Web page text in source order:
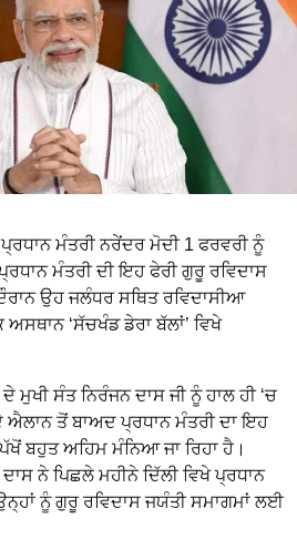
ਮੰਤਰੀ ਨਰੇਂਦਰ ਮੋਦੀ 1 ਫਰਵਰੀ ਨੂੰ
ਮੰਤਰੀ ਦੀ ਇਹ ਫੇਰੀ ਗੁਰੂ ਰਵਿਦਾਸ
ਉਹ ਜਲੰਧਰ ਸਥਿਤ ਰਵਿਦਾਸੀਆ
‘ਸੱਚਖੰਡ ਡੇਰਾ ਬੱਲਾਂ’ ਵਿਖੇ
ਮੁਖੀ ਸੰਤ ਨਿਰੰਜਨ ਦਾਸ ਜੀ ਨੂੰ ਹਾਲ ਹੀ ‘ਚ
ਐਲਾਨ ਤੋਂ ਬਾਅਦ ਪ੍ਰਧਾਨ ਮੰਤਰੀ ਦਾ ਇਹ
ਬਹੁਤ ਅਹਿਮ ਮੰਨਿਆ ਜਾ ਰਿਹਾ ਹੈ।
ਨੇ ਪਿਛਲੇ ਮਹੀਨੇ ਦਿੱਲੀ ਵਿਖੇ ਪ੍ਰਧਾਨ
ਨੂੰ ਗੁਰੂ ਰਵਿਦਾਸ ਜਯੰਤੀ ਸਮਾਗਮਾਂ ਲਈ